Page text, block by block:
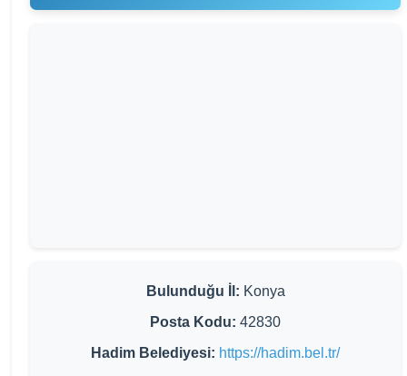
Bulunduğu İl: Konya
Posta Kodu: 42830
Hadim Belediyesi: https://hadim.bel.tr/